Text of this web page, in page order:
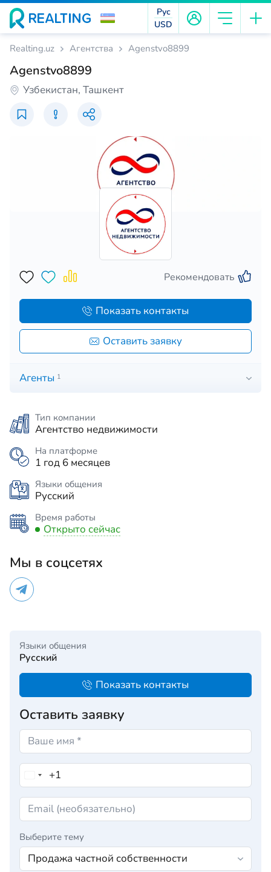
Рус
USD
Realting.uz Агентства Agenstvo8899
Agenstvo8899
Узбекистан, Ташкент
Рекомендовать
Оставить заявку
Показать контакты
Агенты 1
Тип компании
Агентство недвижимости
На платформе
1 год 6 месяцев
Языки общения
Русский
Время работы
Открыто сейчас
Мы в соцсетях
Языки общения
Русский
Показать контакты
Оставить заявку
Выберите тему